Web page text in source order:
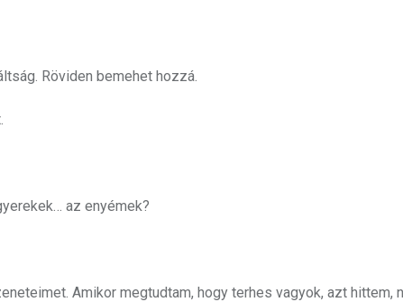
Röviden bemehet hozzá.
az enyémek?
Amikor megtudtam, hogy terhes vagyok, azt hittem,